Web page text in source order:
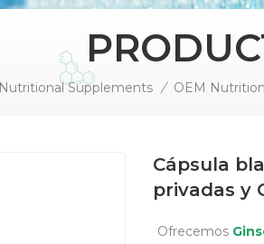
Nutritional Supplements / OEM
Cápsula
privadas y
Ofrecemos